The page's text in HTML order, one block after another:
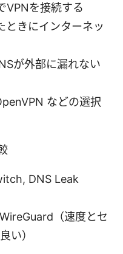
VPNを接続する
きにインターネッ
が外部に漏れない
などの選択
DNS Leak
（速度とセ
い）